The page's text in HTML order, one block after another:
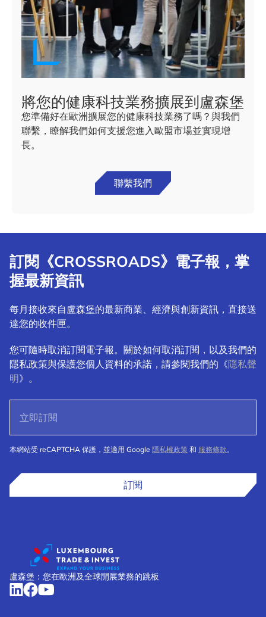
將您的健康科技業務擴展到盧森堡
您準備好在歐洲擴展您的健康科技業務了嗎？與我們
聯繫，瞭解我們如何支援您進入歐盟市場並實現增
長。
聯繫我們
訂閱《CROSSROADS》電子報，掌
握最新資訊
每月接收來自盧森堡的最新商業、經濟與創新資訊，直接送
達您的收件匣。
您可隨時取消訂閱電子報。關於如何取消訂閱，以及我們的
隱私政策與保護您個人資料的承諾，請參閱我們的《隱私聲
明》。
本網站受 reCAPTCHA 保護，並適用 Google 隱私權政策 和 服務條款。
訂閱
盧森堡：您在歐洲及全球開展業務的跳板